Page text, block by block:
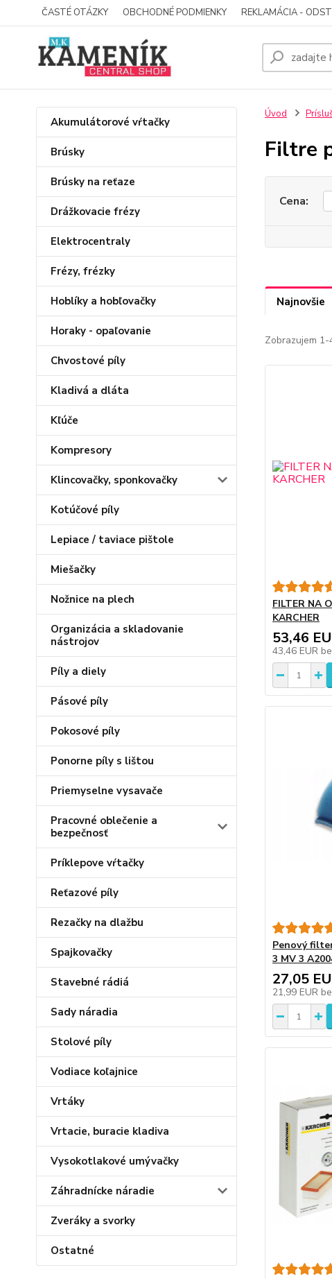
ČASTÉ OTÁZKY OBCHODNÉ PODMIENKY REKLAMÁCIA -
Akumulátorové vŕtačky
Brúsky
Brúsky na reťaze
Drážkovacie frézy
Elektrocentraly
Frézy, frézky
Hoblíky a hobľovačky
Horaky - opaľovanie
Chvostové píly
Kladivá a dláta
Kľúče
Kompresory
Klincovačky, sponkovačky
Kotúčové píly
Lepiace / taviace pištole
Miešačky
Nožnice na plech
Organizácia a skladovanie
nástrojov
Píly a diely
Pásové píly
Pokosové píly
Ponorne píly s lištou
Priemyselne vysavače
Pracovné oblečenie a
bezpečnosť
Príklepove vŕtačky
Reťazové píly
Rezačky na dlažbu
Spajkovačky
Stavebné rádiá
Sady náradia
Stolové píly
Vodiace koľajnice
Vrtáky
Vrtacie, buracie kladiva
Vysokotlakové umývačky
Záhradnícke náradie
Zveráky a svorky
Ostatné
Úvod
Filtre
Cena:
Najnovšie
Zobrazujem 1-
FILTER NA
KARCHER
53,46
43,46 EUR
Penový
3 MV 3
27,05
21,99 EUR